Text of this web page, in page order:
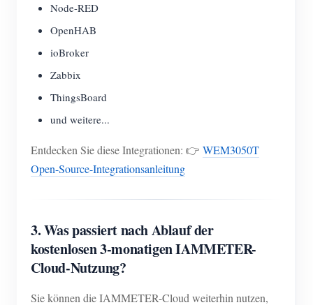
Node-RED
OpenHAB
ioBroker
Zabbix
ThingsBoard
und weitere...
Entdecken Sie diese Integrationen: 👉 WEM3050T
Open-Source-Integrationsanleitung
3. Was passiert nach Ablauf der
kostenlosen 3-monatigen IAMMETER-
Cloud-Nutzung?
Sie können die IAMMETER-Cloud weiterhin nutzen,